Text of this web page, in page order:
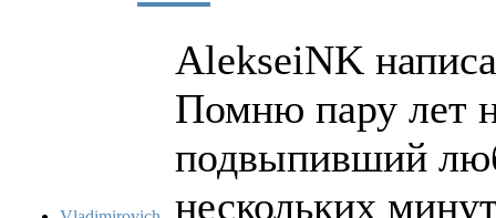
AlekseiNK
Помню пару лет
подвыпивший
нескольких